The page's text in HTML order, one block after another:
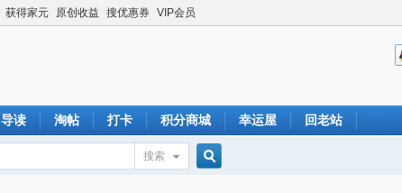
获得家元 原创收益 搜优惠券 VIP会员
导读 淘帖 打卡 积分商城 幸运屋 回老站
搜索